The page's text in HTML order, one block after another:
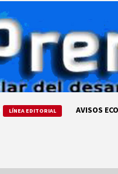
LÍNEA EDITORIAL AVISOS